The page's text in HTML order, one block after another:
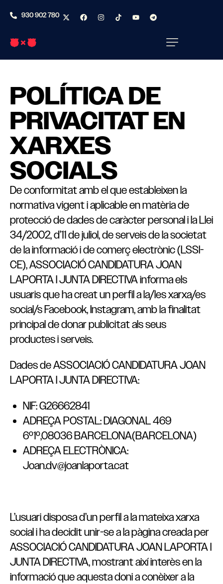
930 902 780
POLÍTICA DE
PRIVACITAT EN
XARXES
SOCIALS
De conformitat amb el que estableixen la
normativa vigent i aplicable en matèria de
protecció de dades de caràcter personal i la Llei
34/2002, d’11 de juliol, de serveis de la societat
de la informació i de comerç electrònic (LSSI-
CE), ASSOCIACIÓ CANDIDATURA JOAN
LAPORTA I JUNTA DIRECTIVA informa els
usuaris que ha creat un perfil a la/les xarxa/es
social/s Facebook, Instagram, amb la finalitat
principal de donar publicitat als seus
productes i serveis.
Dades de ASSOCIACIÓ CANDIDATURA JOAN
LAPORTA I JUNTA DIRECTIVA:
NIF: G26662841
ADREÇA POSTAL: DIAGONAL 469
6º1º,08036 BARCELONA(BARCELONA)
ADREÇA ELECTRÒNICA:
Joan.dv@joanlaporta.cat
L’usuari disposa d’un perfil a la mateixa xarxa
social i ha decidit unir-se a la pàgina creada per
ASSOCIACIÓ CANDIDATURA JOAN LAPORTA I
JUNTA DIRECTIVA, mostrant així interès en la
informació que aquesta doni a conèixer a la